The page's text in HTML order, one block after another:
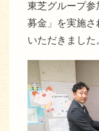
東芝グループ参
募金」を実施さ
いただきました